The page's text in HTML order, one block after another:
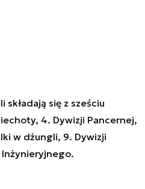
składają się z sześciu
4. Dywizji Pancernej,
w dżungli, 9. Dywizji
Inżynieryjnego.